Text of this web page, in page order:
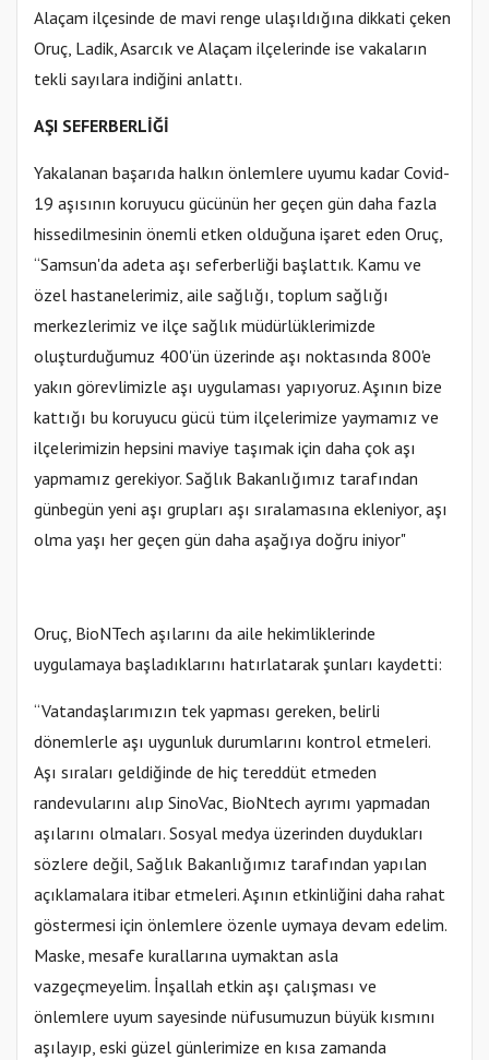
Alaçam ilçesinde de mavi renge ulaşıldığına dikkati çeken
Oruç, Ladik, Asarcık ve Alaçam ilçelerinde ise vakaların
tekli sayılara indiğini anlattı.
AŞI SEFERBERLİĞİ
Yakalanan başarıda halkın önlemlere uyumu kadar Covid-
19 aşısının koruyucu gücünün her geçen gün daha fazla
hissedilmesinin önemli etken olduğuna işaret eden Oruç,
“Samsun'da adeta aşı seferberliği başlattık. Kamu ve
özel hastanelerimiz, aile sağlığı, toplum sağlığı
merkezlerimiz ve ilçe sağlık müdürlüklerimizde
oluşturduğumuz 400'ün üzerinde aşı noktasında 800'e
yakın görevlimizle aşı uygulaması yapıyoruz. Aşının bize
kattığı bu koruyucu gücü tüm ilçelerimize yaymamız ve
ilçelerimizin hepsini maviye taşımak için daha çok aşı
yapmamız gerekiyor. Sağlık Bakanlığımız tarafından
günbegün yeni aşı grupları aşı sıralamasına ekleniyor, aşı
olma yaşı her geçen gün daha aşağıya doğru iniyor"
Oruç, BioNTech aşılarını da aile hekimliklerinde
uygulamaya başladıklarını hatırlatarak şunları kaydetti:
“Vatandaşlarımızın tek yapması gereken, belirli
dönemlerle aşı uygunluk durumlarını kontrol etmeleri.
Aşı sıraları geldiğinde de hiç tereddüt etmeden
randevularını alıp SinoVac, BioNtech ayrımı yapmadan
aşılarını olmaları. Sosyal medya üzerinden duydukları
sözlere değil, Sağlık Bakanlığımız tarafından yapılan
açıklamalara itibar etmeleri. Aşının etkinliğini daha rahat
göstermesi için önlemlere özenle uymaya devam edelim.
Maske, mesafe kurallarına uymaktan asla
vazgeçmeyelim. İnşallah etkin aşı çalışması ve
önlemlere uyum sayesinde nüfusumuzun büyük kısmını
aşılayıp, eski güzel günlerimize en kısa zamanda